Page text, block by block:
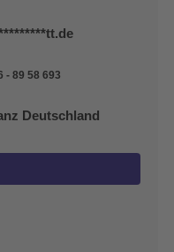
tt.de
- 89 58 693
Deutschland